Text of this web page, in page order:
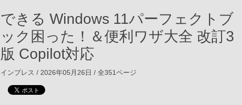
できる Windows 11パーフェクトブ
ック困った！＆便利ワザ大全 改訂3
版 Copilot対応
インプレス / 2026年05月26日 / 全351ページ